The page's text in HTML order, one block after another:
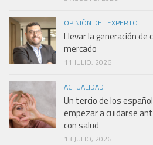
OPINIÓN DEL EXPERTO
Llevar la generación de
mercado
11 JULIO, 2026
ACTUALIDAD
Un tercio de los
empezar a cuidarse
con salud
13 JULIO, 2026